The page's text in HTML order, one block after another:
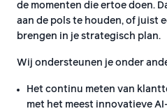
de momenten die ertoe doen.
aan de pols te houden, of juist
brengen in je strategisch plan.
Wij ondersteunen je onder
Het continu meten van
met het meest innovatieve